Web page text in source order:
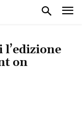
l’edizione
on